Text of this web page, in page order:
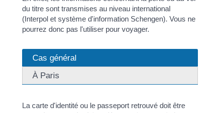
du titre sont transmises au niveau international
(Interpol et système d'information Schengen). Vous ne
pourrez donc pas l'utiliser pour voyager.
Cas général
À Paris
La carte d'identité ou le passeport retrouvé doit être